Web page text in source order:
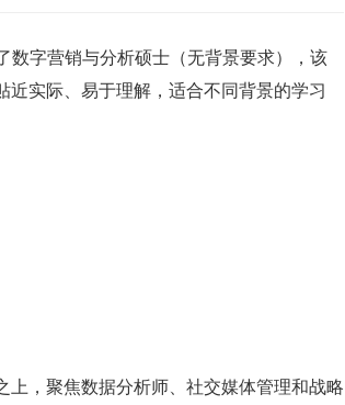
数字营销与分析硕士（无背景要求），该
实际、易于理解，适合不同背景的学习
上，聚焦数据分析师、社交媒体管理和战略